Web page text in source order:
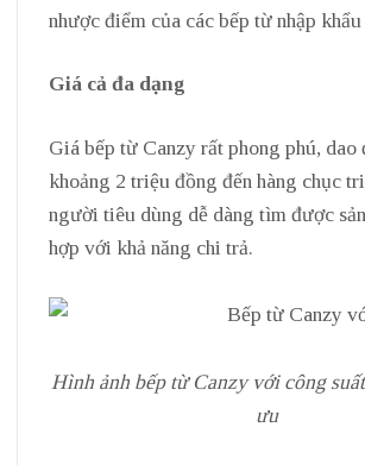
nhược điểm của các bếp từ nhập
Giá cả đa dạng
Giá bếp từ Canzy rất phong phú, dao
khoảng 2 triệu đồng đến hàng chục
người tiêu dùng dễ dàng tìm được
hợp với khả năng chi trả.
Hình ảnh bếp từ Canzy với công
ưu